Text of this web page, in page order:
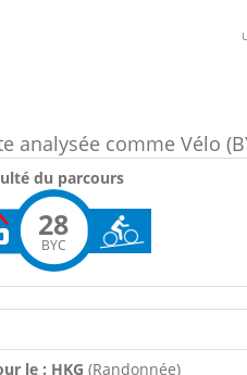
analysée comme Vélo
du parcours
28
BYC
le : HKG (Randonnée)